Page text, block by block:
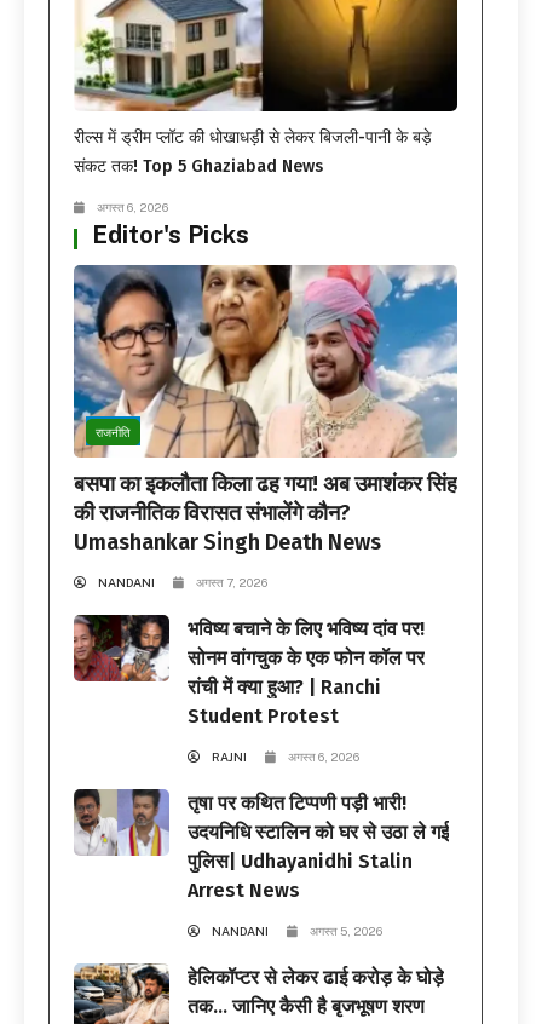
रील्स में ड्रीम प्लॉट की धोखाधड़ी से लेकर बिजली-पानी के बड़े
संकट तक! Top 5 Ghaziabad News
अगस्त 6, 2026
Editor's Picks
राजनीति
बसपा का इकलौता किला ढह गया! अब उमाशंकर सिंह
की राजनीतिक विरासत संभालेंगे कौन?
Umashankar Singh Death News
NANDANI अगस्त 7, 2026
भविष्य बचाने के लिए भविष्य दांव पर!
सोनम वांगचुक के एक फोन कॉल पर
रांची में क्या हुआ? | Ranchi
Student Protest
RAJNI अगस्त 6, 2026
तृषा पर कथित टिप्पणी पड़ी भारी!
उदयनिधि स्टालिन को घर से उठा ले गई
पुलिस| Udhayanidhi Stalin
Arrest News
NANDANI अगस्त 5, 2026
हेलिकॉप्टर से लेकर ढाई करोड़ के घोड़े
तक… जानिए कैसी है बृजभूषण शरण